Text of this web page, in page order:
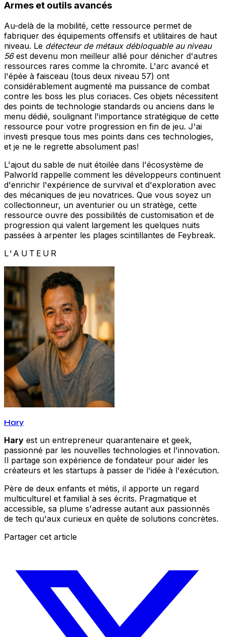
Armes et outils avancés
Au-delà de la mobilité, cette ressource permet de
fabriquer des équipements offensifs et utilitaires de haut
niveau. Le détecteur de métaux débloquable au niveau
56est devenu mon meilleur allié pour dénicher d'autres
ressources rares comme la chromite. L'arc avancé et
l'épée à faisceau (tous deux niveau 57) ont
considérablement augmenté ma puissance de combat
contre les boss les plus coriaces. Ces objets nécessitent
des points de technologie standards ou anciens dans le
menu dédié, soulignant l'importance stratégique de cette
ressource pour votre progression en fin de jeu. J'ai
investi presque tous mes points dans ces technologies,
et je ne le regrette absolument pas!
L'ajout du sable de nuit étoilée dans l'écosystème de
Palworld rappelle comment les développeurs continuent
d'enrichir l'expérience de survival et d'exploration avec
des mécaniques de jeu novatrices. Que vous soyez un
collectionneur, un aventurier ou un stratège, cette
ressource ouvre des possibilités de customisation et de
progression qui valent largement les quelques nuits
passées à arpenter les plages scintillantes de Feybreak.
L'AUTEUR
Hary
Hary est un entrepreneur quarantenaire et geek,
passionné par les nouvelles technologies et l'innovation.
Il partage son expérience de fondateur pour aider les
créateurs et les startups à passer de l'idée à l'exécution.
Père de deux enfants et métis, il apporte un regard
multiculturel et familial à ses écrits. Pragmatique et
accessible, sa plume s'adresse autant aux passionnés
de tech qu'aux curieux en quête de solutions concrètes.
Partager cet article